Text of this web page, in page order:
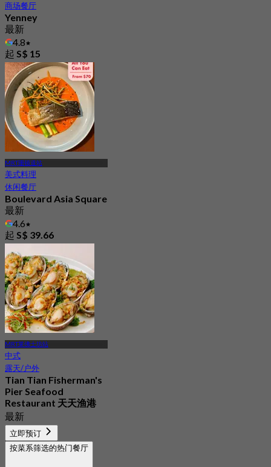
商场餐厅
Yenney
最新
4.8
起 S$ 15
MRT珊顿道站
美式料理
休闲餐厅
Boulevard Asia Square
最新
4.6
起 S$ 39.66
MRT莱佛士坊站
中式
露天/户外
Tian Tian Fisherman's
Pier Seafood
Restaurant 天天渔港
最新
4.4
起S$ 29.5
立即预订
按菜系筛选的热门餐厅